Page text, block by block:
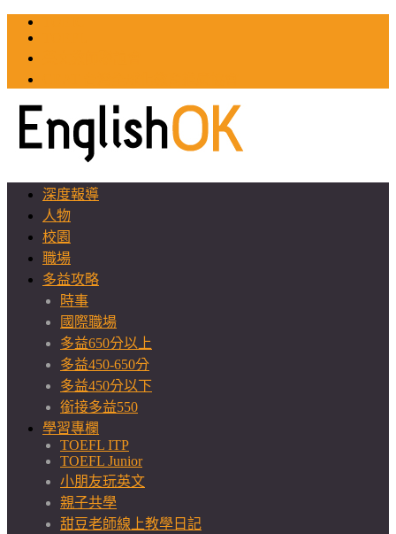
深度報導
人物
校園
職場
多益攻略
時事
國際職場
多益650分以上
多益450-650分
多益450分以下
銜接多益550
學習專欄
TOEFL ITP
TOEFL Junior
小朋友玩英文
親子共學
甜豆老師線上教學日記